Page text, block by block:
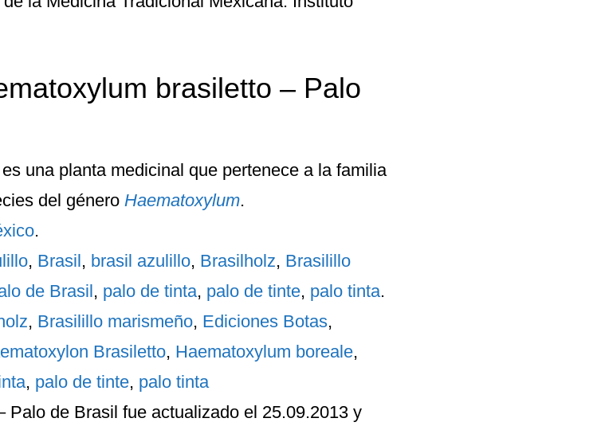
brasiletto – Palo
es una planta medicinal que pertenece a la familia
del género Haematoxylum.
.
, Brasil, brasil azulillo, Brasilholz, Brasilillo
de Brasil, palo de tinta, palo de tinte, palo tinta.
, Brasilillo marismeño, Ediciones Botas,
Brasiletto, Haematoxylum boreale,
, palo de tinte, palo tinta
Palo de Brasil fue actualizado el 25.09.2013 y